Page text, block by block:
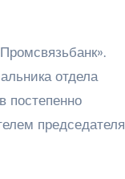
отдела
постепенно
председателя